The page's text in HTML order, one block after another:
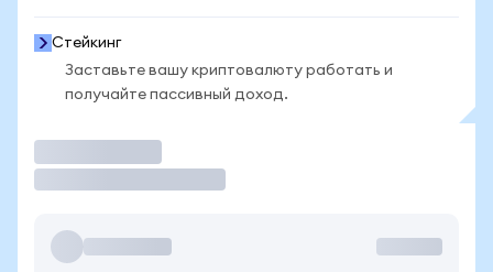
Стейкинг
Заставьте вашу криптовалюту работать и
получайте пассивный доход.